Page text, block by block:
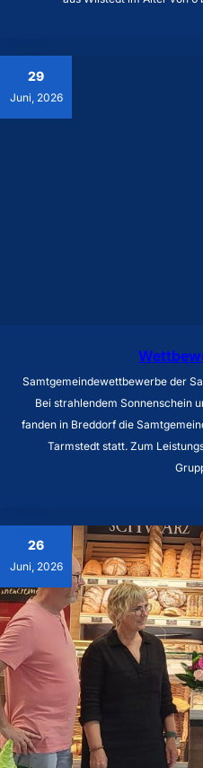
29
Juni, 2026
Samtgemeindewettbewerbe der
Bei strahlendem Sonnenschein
fanden in Breddorf die
Tarmstedt statt. Zum
26
Juni, 2026